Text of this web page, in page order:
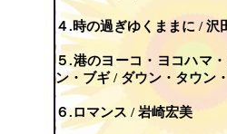
４.時の過ぎゆくままに / 沢
５.港のヨーコ・ヨコハマ
ン・ブギ / ダウン・タウン
６.ロマンス / 岩崎宏美